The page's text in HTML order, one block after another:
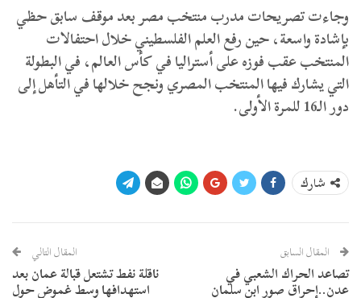
وجاءت تصريحات مدرب منتخب مصر بعد موقف سابق حظي
بإشادة واسعة، حين رفع العلم الفلسطيني خلال احتفالات
المنتخب عقب فوزه على أستراليا في كأس العالم، في البطولة
التي يشارك فيها المنتخب المصري ونجح خلالها في التأهل إلى
دور الـ16 للمرة الأولى.
شارك
المقال السابق
تصاعد الحراك الشعبي في
عدن..إحراق صور ابن سلمان
المقال التالي
ناقلة نفط تشتعل قبالة عمان بعد
استهدافها وسط غموض حول